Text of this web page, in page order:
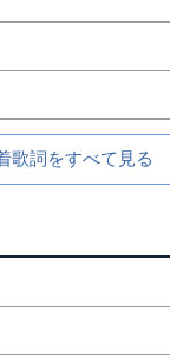
歌詞をすべて見る